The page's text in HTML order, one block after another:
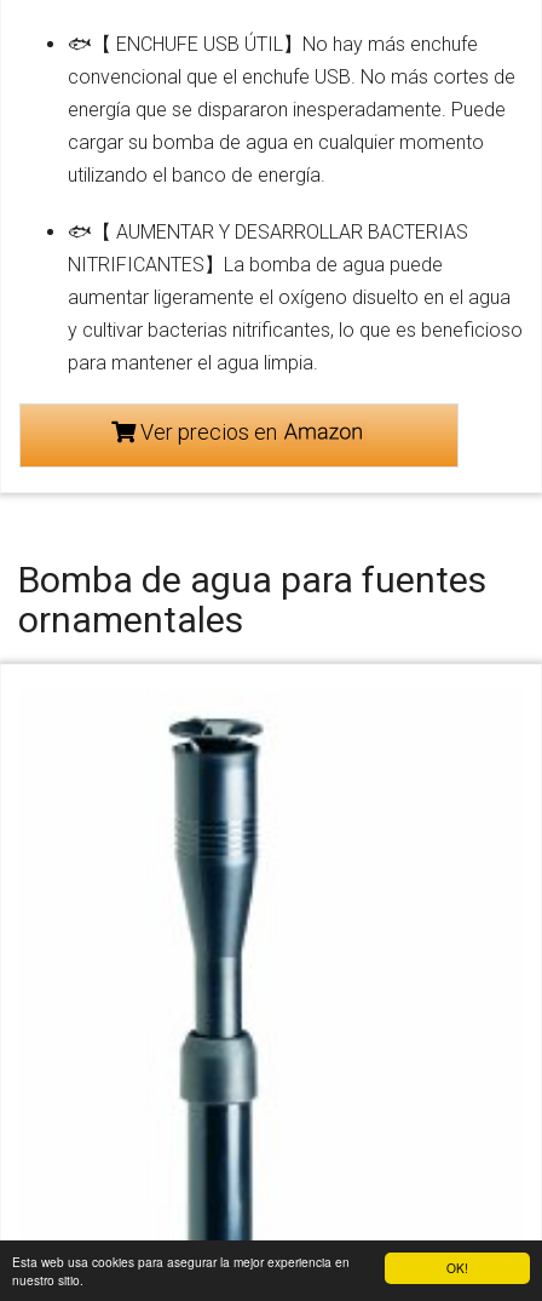
OK!
Esta web usa cookies para asegurar la mejor experiencia en
nuestro sitio.
🐟【 ENCHUFE USB ÚTIL】No hay más enchufe
convencional que el enchufe USB. No más cortes de
energía que se dispararon inesperadamente. Puede
cargar su bomba de agua en cualquier momento
utilizando el banco de energía.
🐟【 AUMENTAR Y DESARROLLAR BACTERIAS
NITRIFICANTES】La bomba de agua puede
aumentar ligeramente el oxígeno disuelto en el agua
y cultivar bacterias nitrificantes, lo que es beneficioso
para mantener el agua limpia.
Ver precios en
Bomba de agua para fuentes
ornamentales